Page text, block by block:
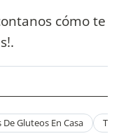
cómo te
De Gluteos En Casa Tu